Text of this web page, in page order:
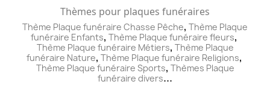
Thèmes pour plaques funéraires
Thème Plaque funéraire Chasse Pêche, Thème Plaque
funéraire Enfants, Thème Plaque funéraire fleurs,
Thème Plaque funéraire Métiers, Thème Plaque
funéraire Nature, Thème Plaque funéraire Religions,
Thème Plaque funéraire Sports, Thèmes Plaque
funéraire divers...